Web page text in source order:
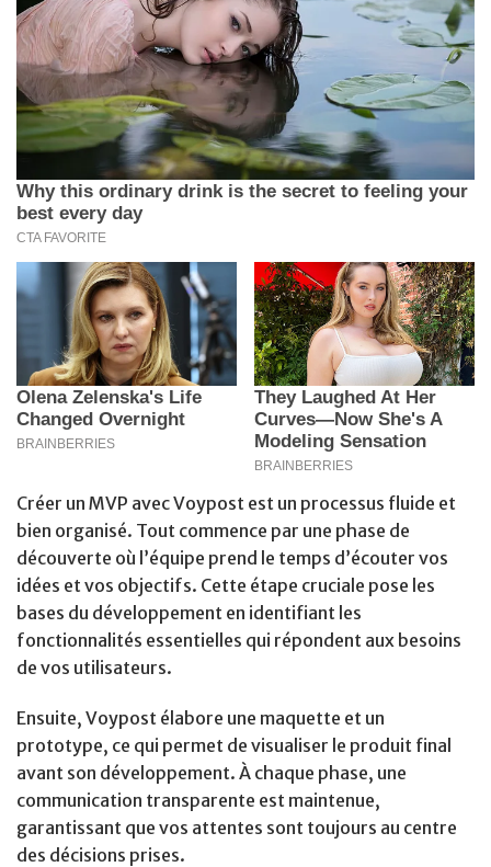
Créer un MVP avec Voypost est un processus fluide et
bien organisé. Tout commence par une phase de
découverte où l’équipe prend le temps d’écouter vos
idées et vos objectifs. Cette étape cruciale pose les
bases du développement en identifiant les
fonctionnalités essentielles qui répondent aux besoins
de vos utilisateurs.
Ensuite, Voypost élabore une maquette et un
prototype, ce qui permet de visualiser le produit final
avant son développement. À chaque phase, une
communication transparente est maintenue,
garantissant que vos attentes sont toujours au centre
des décisions prises.